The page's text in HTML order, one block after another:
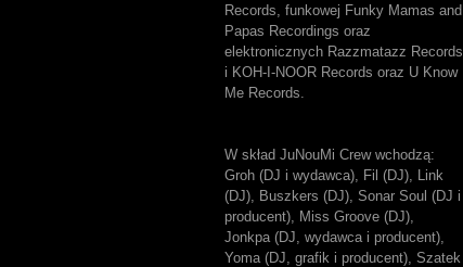
Records, funkowej Funky Mamas and
Papas Recordings oraz
elektronicznych Razzmatazz Records
i KOH-I-NOOR Records oraz U Know
Me Records.
W skład JuNouMi Crew wchodzą:
Groh (DJ i wydawca), Fil (DJ), Link
(DJ), Buszkers (DJ), Sonar Soul (DJ i
producent), Miss Groove (DJ),
Jonkpa (DJ, wydawca i producent),
Yoma (DJ, grafik i producent), Szatek